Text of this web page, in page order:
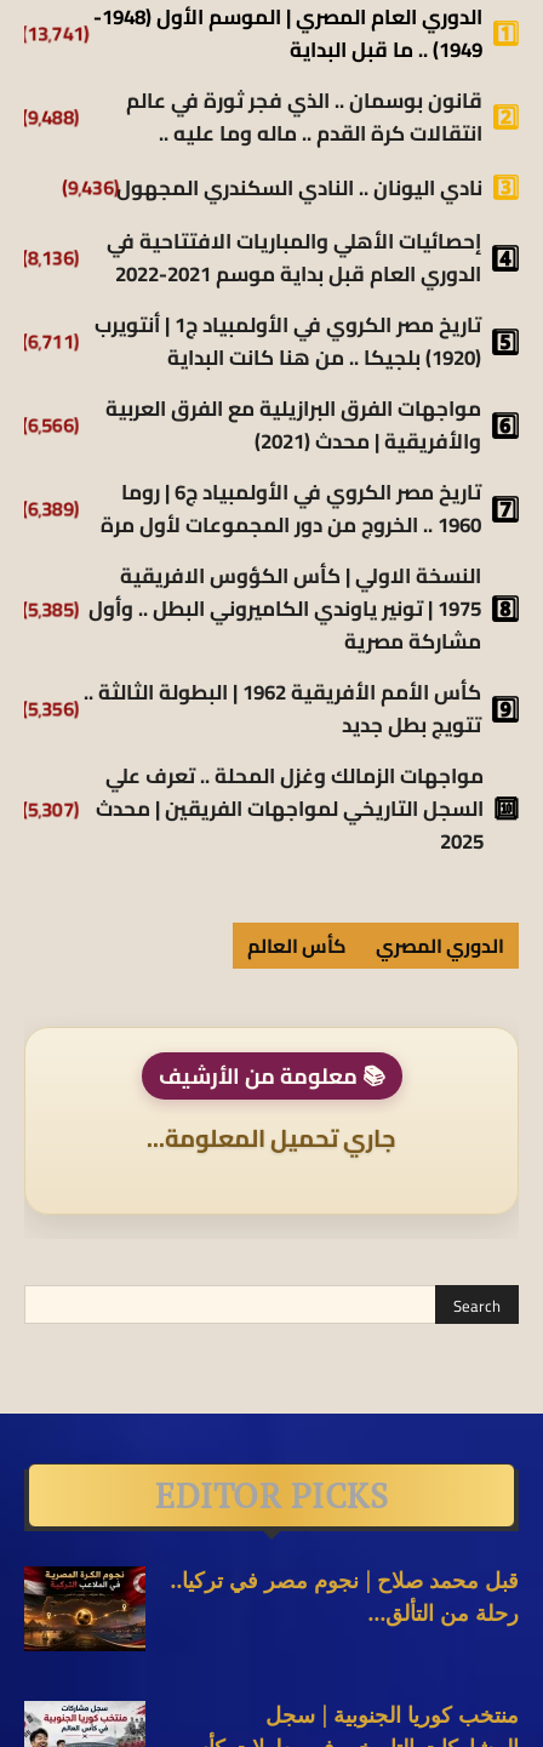
الدوري العام المصري | الموسم الأول (1948-
1949) .. ما قبل البداية
(13٬741)
قانون بوسمان .. الذي فجر ثورة في عالم
انتقالات كرة القدم .. ماله وما عليه ..
(9٬488)
نادي اليونان .. النادي السكندري المجهول(9٬436)
إحصائيات الأهلي والمباريات الافتتاحية في
الدوري العام قبل بداية موسم 2021-2022
(8٬136)
تاريخ مصر الكروي في الأولمبياد ج1 | أنتويرب
(1920) بلجيكا .. من هنا كانت البداية
(6٬711)
مواجهات الفرق البرازيلية مع الفرق العربية
والأفريقية | محدث (2021)
(6٬566)
تاريخ مصر الكروي في الأولمبياد ج6 | روما
1960 .. الخروج من دور المجموعات لأول مرة
(6٬389)
النسخة الاولي | كأس الكؤوس الافريقية
1975 | تونير ياوندي الكاميروني البطل .. وأول
مشاركة مصرية
(5٬385)
كأس الأمم الأفريقية 1962 | البطولة الثالثة ..
تتويج بطل جديد
(5٬356)
مواجهات الزمالك وغزل المحلة .. تعرف علي
السجل التاريخي لمواجهات الفريقين | محدث
2025
(5٬307)
الدوري المصري كأس العالم
📚 معلومة من الأرشيف
جاري تحميل المعلومة...
EDITOR PICKS
قبل محمد صلاح | نجوم مصر في تركيا..
رحلة من التألق...
منتخب كوريا الجنوبية | سجل